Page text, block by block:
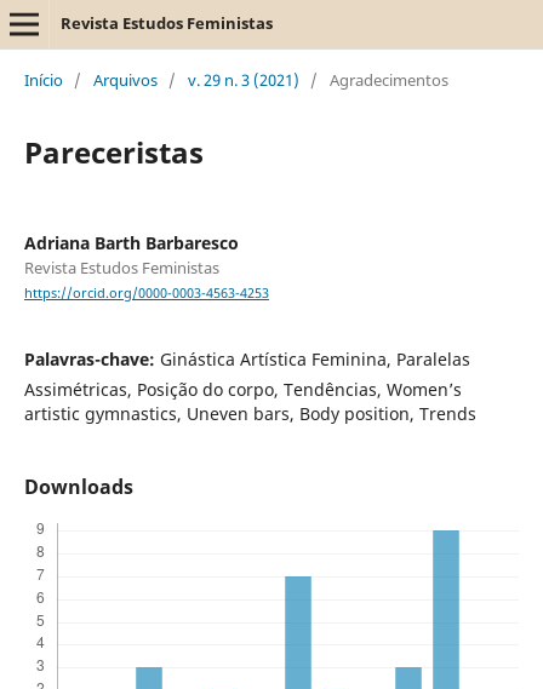
Revista Estudos Feministas
Início / Arquivos / v. 29 n. 3 (2021) / Agradecimentos
Pareceristas
Adriana Barth Barbaresco
Revista Estudos Feministas
https://orcid.org/0000-0003-4563-4253
Palavras-chave: Ginástica Artística Feminina, Paralelas
Assimétricas, Posição do corpo, Tendências, Women’s
artistic gymnastics, Uneven bars, Body position, Trends
Downloads